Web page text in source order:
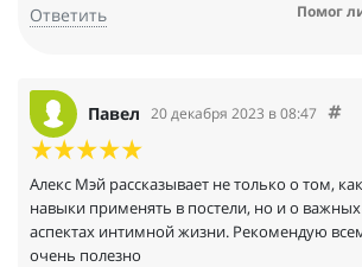
Ответить Помог
Павел 20 декабря 2023 в 08:47
Алекс Мэй рассказывает не только о том,
навыки применять в постели, но и о
аспектах интимной жизни. Рекомендую
очень полезно